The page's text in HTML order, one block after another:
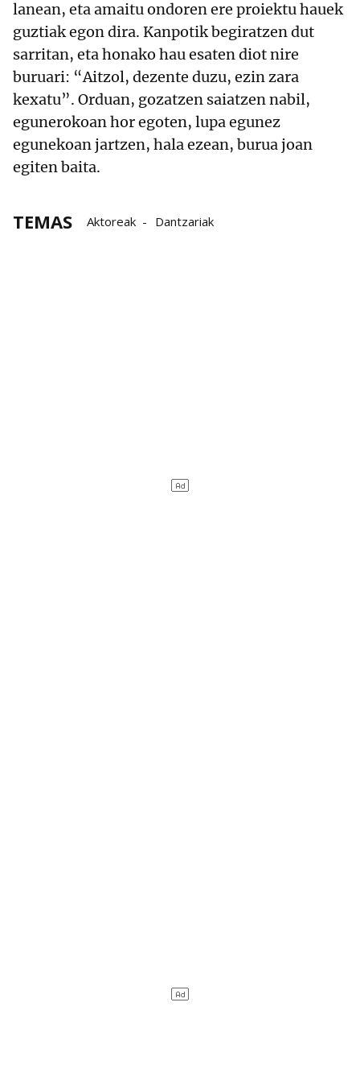
lanean, eta amaitu ondoren ere proiektu hauek
guztiak egon dira. Kanpotik begiratzen dut
sarritan, eta honako hau esaten diot nire
buruari: “Aitzol, dezente duzu, ezin zara
kexatu”. Orduan, gozatzen saiatzen nabil,
egunerokoan hor egoten, lupa egunez
egunekoan jartzen, hala ezean, burua joan
egiten baita.
TEMAS Aktoreak Dantzariak